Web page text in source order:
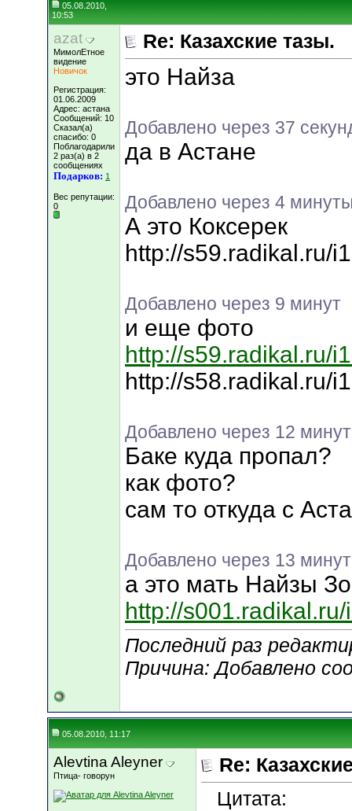
05.08.2010,
10:53
azat
МимолЕтное
видение
Новичок
Регистрация:
01.06.2009
Адрес: астана
Сообщений: 10
Сказал(а)
спасибо: 0
Поблагодарили
2 раз(а) в 2
сообщениях
Подарков: 1
Вес репутации:
0
Re: Казахские тазы.
это Найза
Добавлено через 37
да в Астане
Добавлено через 4
А это Коксерек
http://s59.radikal.ru/
Добавлено через 9 минут
и еще фото
http://s59.radikal.ru/
http://s58.radikal.ru/
Добавлено через 12 минут
Баке куда пропал?
как фото?
сам то откуда с
Добавлено через 13 минут
а это мать Найзы
http://
Последний раз
Причина: Добавлено
05.08.2010, 11:17
Alevtina Aleyner
Птица- говорун
Re:
Цитата: